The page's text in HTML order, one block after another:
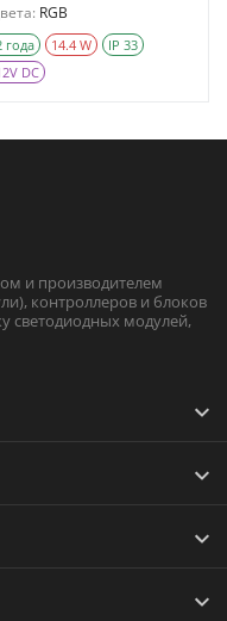
RGB
года 14.4 W
IP 33
DC
и производителем
контроллеров и блоков
светодиодных модулей,